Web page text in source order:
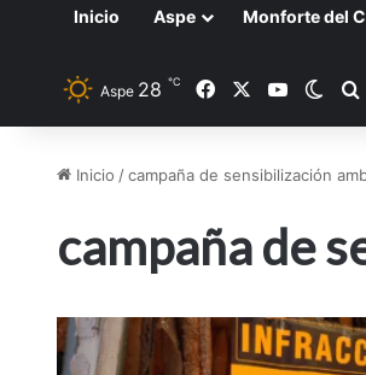
Inicio Aspe Monforte del
Aspe 28 ℃ FacebookYouTube
Inicio /campaña de sensibilización
campaña de